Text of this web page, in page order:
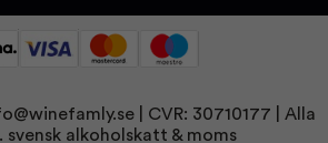
| CVR: 30710177
| Alla
svensk alkoholskatt & moms